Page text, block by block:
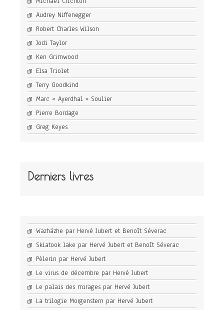
Audrey Niffenegger
Robert Charles Wilson
Jodi Taylor
Ken Grimwood
Elsa Triolet
Terry Goodkind
Marc « Ayerdhal » Soulier
Pierre Bordage
Greg Keyes
Derniers livres
Wazházhe par Hervé Jubert et Benoît Séverac
Skiatook lake par Hervé Jubert et Benoît Séverac
Pèlerin par Hervé Jubert
Le virus de décembre par Hervé Jubert
Le palais des mirages par Hervé Jubert
La trilogie Morgenstern par Hervé Jubert